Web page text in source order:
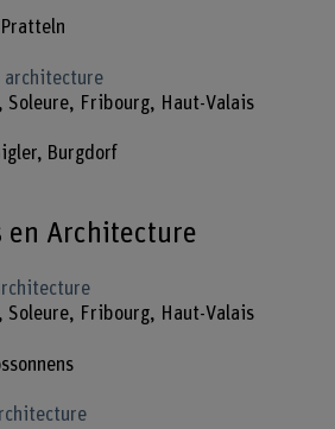
architecture
Soleure, Fribourg, Haut-Valais
Burgdorf
en Architecture
Soleure, Fribourg, Haut-Valais